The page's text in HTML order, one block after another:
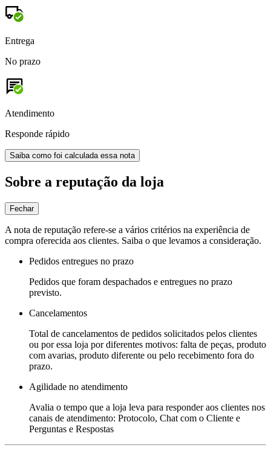
Entrega
No prazo
Atendimento
Responde rápido
Saiba como foi calculada essa nota
Sobre a reputação da loja
Fechar
A nota de reputação refere-se a vários critérios na experiência de
compra oferecida aos clientes. Saiba o que levamos a consideração.
Pedidos entregues no prazo
Pedidos que foram despachados e entregues no prazo
previsto.
Cancelamentos
Total de cancelamentos de pedidos solicitados pelos clientes
ou por essa loja por diferentes motivos: falta de peças, produto
com avarias, produto diferente ou pelo recebimento fora do
prazo.
Agilidade no atendimento
Avalia o tempo que a loja leva para responder aos clientes nos
canais de atendimento: Protocolo, Chat com o Cliente e
Perguntas e Respostas